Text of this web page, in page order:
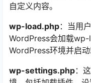
自定义内容。
wp-load.php：当用
WordPress会加载
WordPress环境并启动
wp-settings.php：